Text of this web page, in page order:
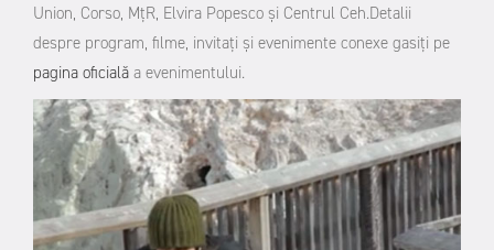
Union, Corso, MțR, Elvira Popesco și Centrul Ceh.Detalii
despre program, filme, invitați și evenimente conexe gasiți pe
pagina oficială a evenimentului.